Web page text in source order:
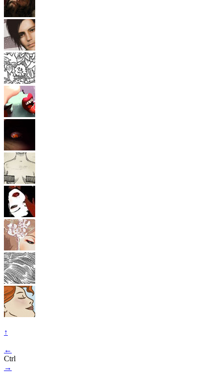
↑
←
Ctrl
→